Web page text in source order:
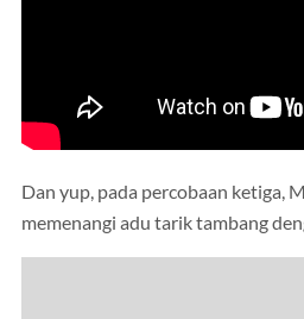
Dan yup, pada percobaan ketiga,
memenangi adu tarik tambang